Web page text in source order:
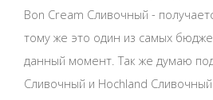
Bon Cream Сливочный -
тому же это один из самых
данный момент. Так же думаю
Сливочный и Hochland Сливочный.